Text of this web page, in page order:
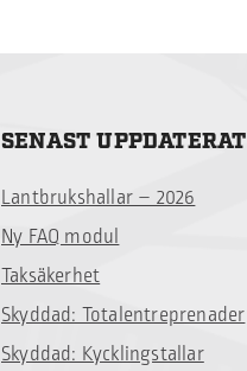
SENAST UPPDATERAT
Lantbrukshallar – 2026
Ny FAQ modul
Taksäkerhet
Skyddad: Totalentreprenader
Skyddad: Kycklingstallar